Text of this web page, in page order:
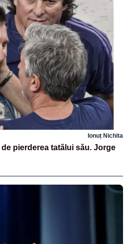
Ionuț Nichita
pierderea tatălui său. Jorge